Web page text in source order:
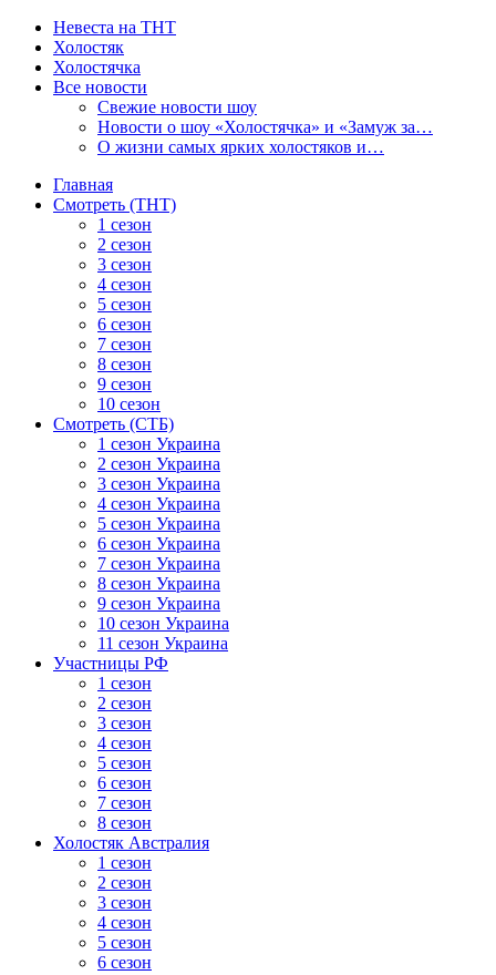
Невеста на ТНТ
Холостяк
Холостячка
Все новости
Свежие новости шоу
Новости о шоу «Холостячка» и «Замуж за…
О жизни самых ярких холостяков и…
Главная
Смотреть (ТНТ)
1 сезон
2 сезон
3 сезон
4 сезон
5 сезон
6 сезон
7 сезон
8 сезон
9 сезон
10 сезон
Смотреть (СТБ)
1 сезон Украина
2 сезон Украина
3 сезон Украина
4 сезон Украина
5 сезон Украина
6 сезон Украина
7 сезон Украина
8 сезон Украина
9 сезон Украина
10 сезон Украина
11 сезон Украина
Участницы РФ
1 сезон
2 сезон
3 сезон
4 сезон
5 сезон
6 сезон
7 сезон
8 сезон
Холостяк Австралия
1 сезон
2 сезон
3 сезон
4 сезон
5 сезон
6 сезон